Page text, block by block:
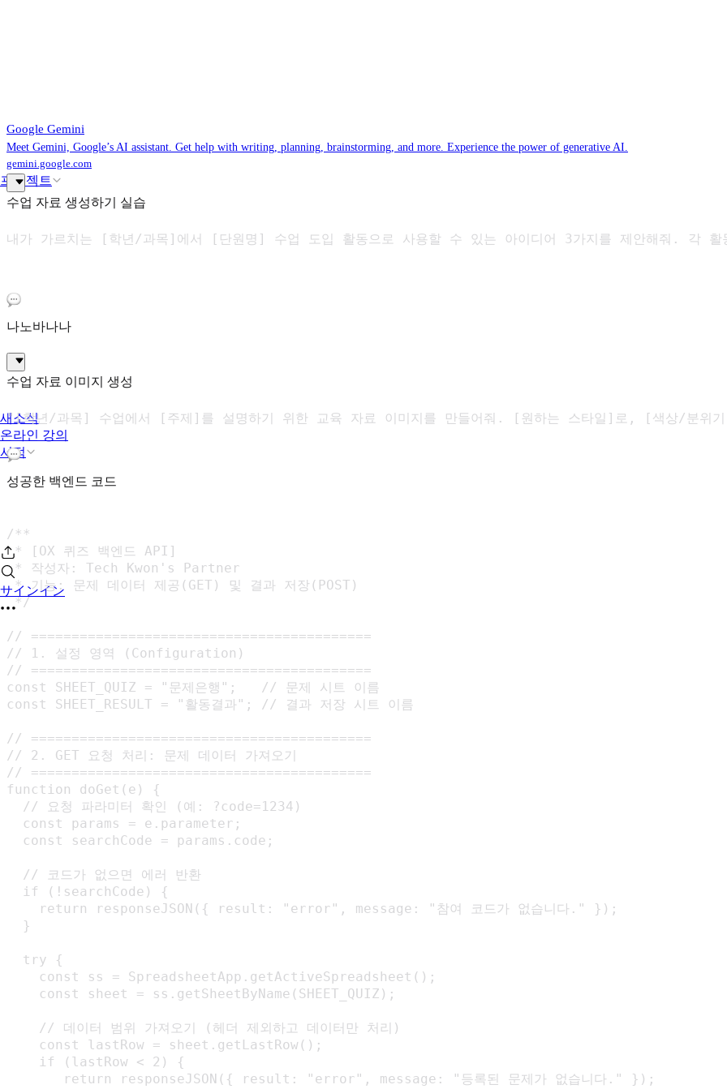
프로젝트
새소식
온라인 강의
서적
サインイン
‎Google Gemini
Meet Gemini, Google’s AI assistant. Get help with writing, planning, brainstorming, and more. Experience the power of generative AI.
gemini.google.com
수업 자료 생성하기 실습
내가 가르치는 [학년/과목]에서 [단원명] 수업 도입 활동으로 사용할 수 있는 아이디어 3가지를 제안해줘. 각
나노바나나
수업 자료 이미지 생성
성공한 백엔드 코드
/**
* [OX 퀴즈 백엔드 API]
* 작성자: Tech Kwon's Partner
* 기능: 문제 데이터 제공(GET) 및 결과 저장(POST)
*/
// ==========================================
// 1. 설정 영역 (Configuration)
// ==========================================
const SHEET_QUIZ = "문제은행";   // 문제 시트 이름
const SHEET_RESULT = "활동결과"; // 결과 저장 시트 이름
// ==========================================
// 2. GET 요청 처리: 문제 데이터 가져오기
// ==========================================
function doGet(e) {
  // 요청 파라미터 확인 (예: ?code=1234)
  const params = e.parameter;
  const searchCode = params.code;
  // 코드가 없으면 에러 반환
  if (!searchCode) {
    return responseJSON({ result: "error", message: "참여 코드가 없습니다." });
  }
  try {
    const ss = SpreadsheetApp.getActiveSpreadsheet();
    const sheet = ss.getSheetByName(SHEET_QUIZ);
    // 데이터 범위 가져오기 (헤더 제외하고 데이터만 처리)
    const lastRow = sheet.getLastRow();
    if (lastRow < 2) {
       return responseJSON({ result: "error", message: "등록된 문제가 없습니다." });